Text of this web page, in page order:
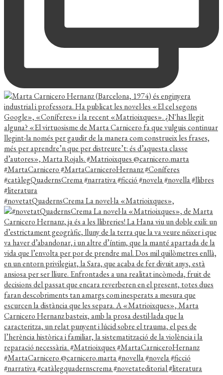
#novetatQuadernsCrema La novel·la «Matrioixques»,